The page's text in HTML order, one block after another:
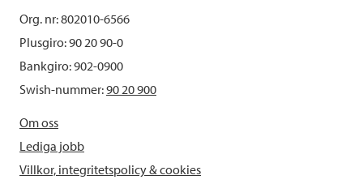
Org. nr: 802010-6566
Plusgiro: 90 20 90-0
Bankgiro: 902-0900
Swish-nummer:90 20 900
Om oss
Lediga jobb
Villkor, integritetspolicy & cookies